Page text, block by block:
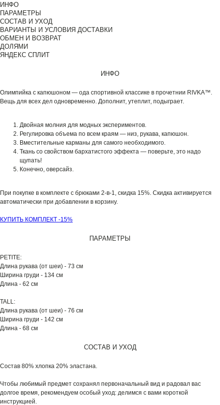
ИНФО
ПАРАМЕТРЫ
СОСТАВ И УХОД
ВАРИАНТЫ И УСЛОВИЯ ДОСТАВКИ
ОБМЕН И ВОЗВРАТ
ДОЛЯМИ
ЯНДЕКС СПЛИТ
ИНФО
Олимпийка с капюшоном — ода спортивной классике в прочетнии RIVKA™.
Вещь для всех дел одновременно. Дополнит, утеплит, подыграет.
Двойная молния для модных экспериментов.
Регулировка объема по всем краям — низ, рукава, капюшон.
Вместительные карманы для самого необходимого.
Ткань со свойством бархатистого эффекта — поверьте, это надо
щупать!
Конечно, оверсайз.
При покупке в комплекте с брюками 2-в-1, скидка 15%. Скидка активируется
автоматически при добавлении в корзину.
КУПИТЬ КОМПЛЕКТ -15%
ПАРАМЕТРЫ
PETITE:
Длина рукава (от шеи) - 73 см
Ширина груди - 134 см
Длина - 62 см
TALL:
Длина рукава (от шеи) - 76 см
Ширина груди - 142 см
Длина - 68 см
СОСТАВ И УХОД
Состав 80% хлопка 20% эластана.
Чтобы любимый предмет сохранял первоначальный вид и радовал вас
долгое время, рекомендуем особый уход: делимся с вами короткой
инструкцией.